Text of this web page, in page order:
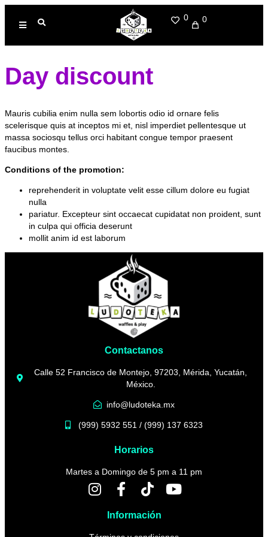
0 0
Day discount
Mauris cubilia enim nulla sem lobortis odio id ornare felis
scelerisque quis at inceptos mi et, nisl imperdiet pellentesque ut
massa sociosqu tellus orci habitant congue tempor praesent
faucibus montes.
Сonditions of the promotion:
reprehenderit in voluptate velit esse cillum dolore eu fugiat
nulla
pariatur. Excepteur sint occaecat cupidatat non proident, sunt
in culpa qui officia deserunt
mollit anim id est laborum
Contactanos
Calle 52 Francisco de Montejo, 97203, Mérida, Yucatán,
México.
info@ludoteka.mx
(999) 5932 551 / (999) 137 6323
Horarios
Martes a Domingo de 5 pm a 11 pm
Información